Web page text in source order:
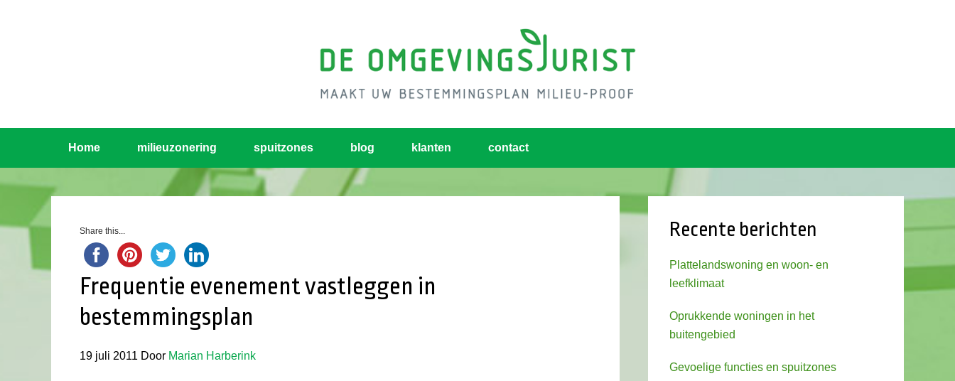
Home milieuzonering spuitzones blog klanten contact
Share this...
Frequentie evenement vastleggen in
bestemmingsplan
19 juli 2011 Door Marian Harberink
Recente berichten
Plattelandswoning en woon- en
leefklimaat
Oprukkende woningen in het
buitengebied
Gevoelige functies en spuitzones